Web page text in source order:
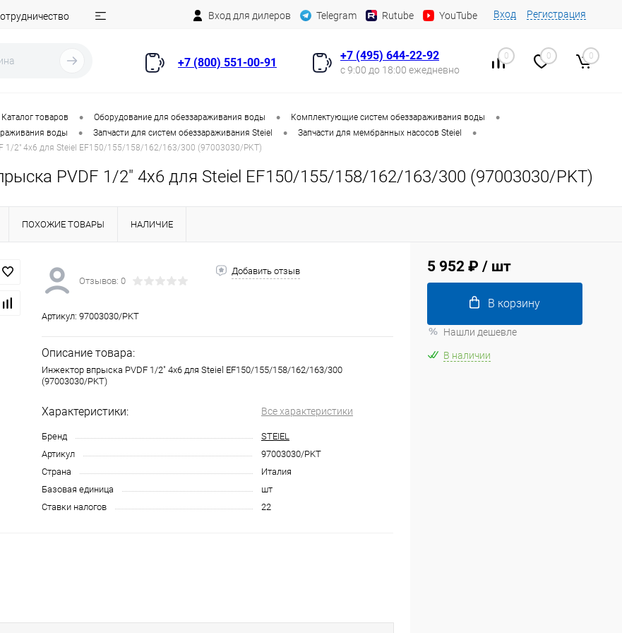
Вход для дилеров Telegram Rutube YouTube Вход Регистрация
+7 (800) 551-00-91
+7 (495) 644-22-92
с 9:00 до 18:00 ежедневно
0 0 0
Каталог товаров • Оборудование для обеззараживания воды • Комплектующие систем обеззараживания воды •
воды • Запчасти для систем обеззараживания Steiel • Запчасти для мембранных насосов Steiel •
1/2" 4x6 для Steiel EF150/155/158/162/163/300 (97003030/PKT)
PVDF 1/2" 4x6 для Steiel EF150/155/158/162/163/300 (97003030/PKT)
ПОХОЖИЕ ТОВАРЫ НАЛИЧИЕ
Отзывов: 0
Добавить отзыв
Артикул: 97003030/PKT
Описание товара:
Инжектор впрыска PVDF 1/2" 4x6 для Steiel EF150/155/158/162/163/300
(97003030/PKT)
Характеристики: Все характеристики
Бренд
STEIEL
Артикул
97003030/PKT
Страна
Италия
Базовая единица
шт
Ставки налогов
22
5 952 ₽ / шт
В корзину
Нашли дешевле
В наличии